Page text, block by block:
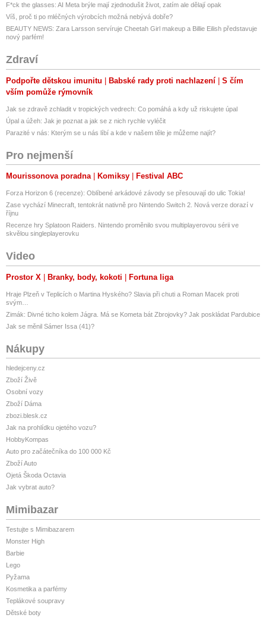
F*ck the glasses: AI Meta brýle mají zjednodušit život, zatím ale dělají opak
Víš, proč ti po mléčných výrobcích možná nebývá dobře?
BEAUTY NEWS: Zara Larsson servíruje Cheetah Girl makeup a Billie Eilish představuje
nový parfém!
Zdraví
Podpořte dětskou imunitu Babské rady proti nachlazení
S čím
vším pomůže rýmovník
Jak se zdravě zchladit v tropických vedrech: Co pomáhá a kdy už riskujete úpal
Úpal a úžeh: Jak je poznat a jak se z nich rychle vyléčit
Parazité v nás: Kterým se u nás líbí a kde v našem těle je můžeme najít?
Pro nejmenší
Mourissonova poradna Komiksy Festival ABC
Forza Horizon 6 (recenze): Oblíbené arkádové závody se přesouvají do ulic Tokia!
Zase vychází Minecraft, tentokrát nativně pro Nintendo Switch 2. Nová verze dorazí v
říjnu
Recenze hry Splatoon Raiders. Nintendo proměnilo svou multiplayerovou sérii ve
skvělou singleplayerovku
Video
Prostor X Branky, body, kokoti Fortuna liga
Hraje Plzeň v Teplicích o Martina Hyského? Slavia při chuti a Roman Macek proti
svým…
Zimák: Divné ticho kolem Jágra. Má se Kometa bát Zbrojovky? Jak poskládat Pardubice
Jak se měnil Sámer Issa (41)?
Nákupy
hledejceny.cz
Zboží Živě
Osobní vozy
Zboží Dáma
zbozi.blesk.cz
Jak na prohlídku ojetého vozu?
HobbyKompas
Auto pro začátečníka do 100 000 Kč
Zboží Auto
Ojetá Škoda Octavia
Jak vybrat auto?
Mimibazar
Testujte s Mimibazarem
Monster High
Barbie
Lego
Pyžama
Kosmetika a parfémy
Teplákové soupravy
Dětské boty